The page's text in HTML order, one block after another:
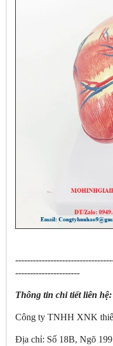
----------------------
Thông tin chi tiết liên hệ:
Công ty TNHH XNK
Địa chỉ: Số 18B, Ngõ